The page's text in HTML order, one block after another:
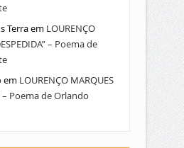
Terraem LOURENÇO
– Poema de
em LOURENÇO MARQUES
– Poema de Orlando